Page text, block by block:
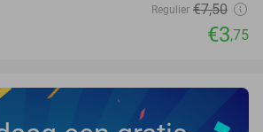
Regulier €7,50
€3,75